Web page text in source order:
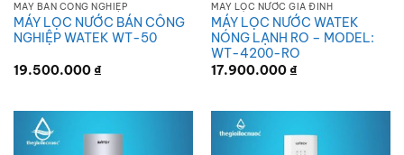
MÁY BÁN CÔNG NGHIỆP
MÁY LỌC NƯỚC BÁN CÔNG
NGHIỆP WATEK WT-50
19.500.000 ₫
MÁY LỌC NƯỚC GIA ĐÌNH
MÁY LỌC NƯỚC WATEK
NÓNG LẠNH RO – MODEL:
WT-4200-RO
17.900.000 ₫